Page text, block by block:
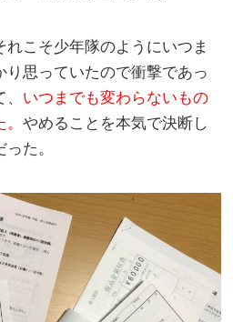
こそ少年隊のようにいつま
り思っていたので衝撃であっ
いつまでも変わらないもの
。やめることを本気で決断し
た。